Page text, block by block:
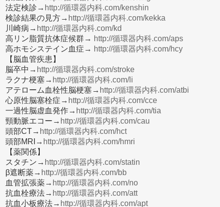
法定検診→ http://循環器内科.com/kenshin
検診結果の見方→ http://循環器内科.com/kekka
川崎病→ http://循環器内科.com/kd
高リン脂質抗体症候群→ http://循環器内科.com/aps
高ホモシステイン血症→ http://循環器内科.com/hcy
【脳血管疾患】
脳卒中→ http://循環器内科.com/stroke
ラクナ梗塞→ http://循環器内科.com/li
アテローム血栓性脳梗塞→ http://循環器内科.com/atbi
心原性脳塞栓症→ http://循環器内科.com/cce
一過性脳虚血発作→ http://循環器内科.com/tia
頸動脈エコー→ http://循環器内科.com/cau
頭部CT→ http://循環器内科.com/hct
頭部MRI→ http://循環器内科.com/hmri
【薬関係】
スタチン→ http://循環器内科.com/statin
β遮断薬→ http://循環器内科.com/bb
血管拡張薬→ http://循環器内科.com/no
抗血栓療法→ http://循環器内科.com/att
抗血小板療法→ http://循環器内科.com/apt